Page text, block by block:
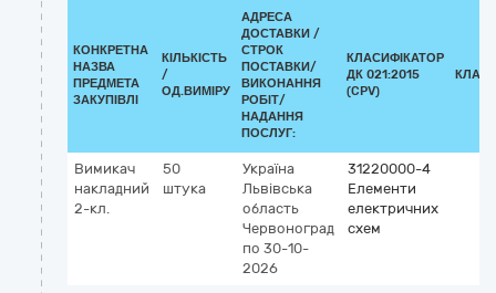
КОНКРЕТНА
НАЗВА
ПРЕДМЕТА
ЗАКУПІВЛІ
КІЛЬКІСТЬ
/
ОД.ВИМІРУ
АДРЕСА
ДОСТАВКИ /
СТРОК
ПОСТАВКИ/
ВИКОНАННЯ
РОБІТ/
НАДАННЯ
ПОСЛУГ:
КЛАСИФІКАТОР
ДК 021:2015
(CPV)
Вимикач
накладний
2-кл.
50
штука
Україна
Львівська
область
Червоноград
по 30-10-
2026
31220000-4
Елементи
електричних
схем